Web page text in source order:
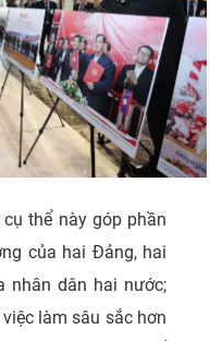
thể này góp phần
của hai Đảng, hai
nhân dân hai nước;
làm sâu sắc hơn